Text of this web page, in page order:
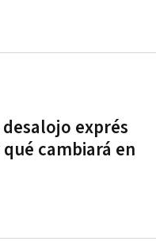
exprés
cambiará en